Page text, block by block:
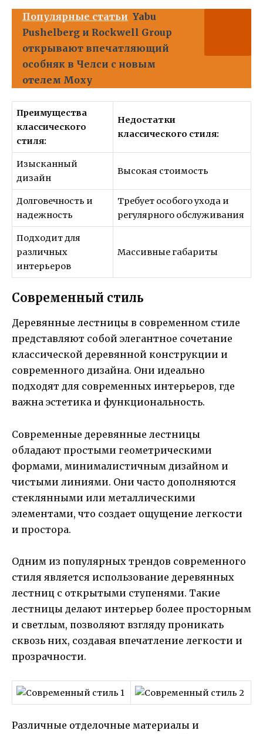
Популярные статьи Yabu
Pushelberg и Rockwell Group
открывают впечатляющий
особняк в Челси с новым
отелем Moxy
Преимущества
классического
стиля:
Недостатки
классического стиля:
Изысканный
дизайн
Высокая стоимость
Долговечность и
надежность
Требует особого ухода и
регулярного обслуживания
Подходит для
различных
интерьеров
Массивные габариты
Современный стиль
Деревянные лестницы в современном стиле
представляют собой элегантное сочетание
классической деревянной конструкции и
современного дизайна. Они идеально
подходят для современных интерьеров, где
важна эстетика и функциональность.
Современные деревянные лестницы
обладают простыми геометрическими
формами, минималистичным дизайном и
чистыми линиями. Они часто дополняются
стеклянными или металлическими
элементами, что создает ощущение легкости
и простора.
Одним из популярных трендов современного
стиля является использование деревянных
лестниц с открытыми ступенями. Такие
лестницы делают интерьер более просторным
и светлым, позволяют взгляду проникать
сквозь них, создавая впечатление легкости и
прозрачности.
Различные отделочные материалы и